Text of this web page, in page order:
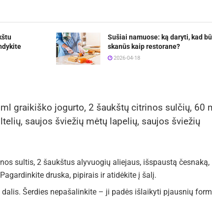
Sušiai namuose: ką daryti, kad
skanūs kaip restorane?
2026-04-18
graikiško jogurto, 2 šaukštų citrinos sulčių, 60
saujos šviežių mėtų lapelių, saujos šviežių
sultis, 2 šaukštus alyvuogių aliejaus, išspaustą česnaką,
druska, pipirais ir atidėkite į šalį.
Šerdies nepašalinkite – ji padės išlaikyti pjausnių